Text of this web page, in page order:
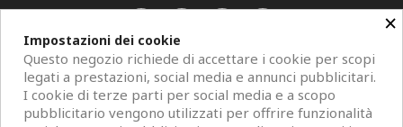
×
Impostazioni dei cookie
Questo negozio richiede di accettare i cookie per scopi
legati a prestazioni, social media e annunci pubblicitari.
I cookie di terze parti per social media e a scopo
pubblicitario vengono utilizzati per offrire funzionalità